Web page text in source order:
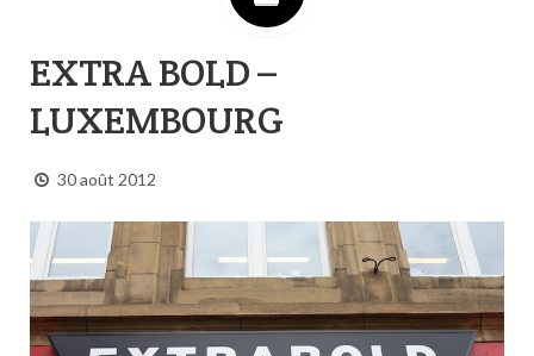
AIRTRAINERPEDIA
STREET ART
CONTACT
EXTRA BOLD –
LUXEMBOURG
30 août 2012